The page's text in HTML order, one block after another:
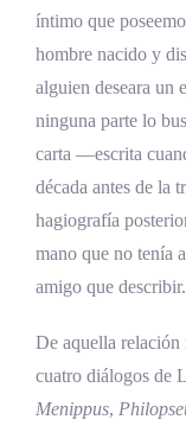
íntimo que
hombre nacido y
alguien deseara un
ninguna parte lo
carta —escrita
década antes de la
hagiografía
mano que no tenía
amigo que describir.
De aquella
cuatro diálogos de
Menippus,